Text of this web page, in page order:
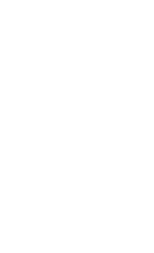
and mobile –